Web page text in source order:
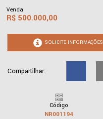
Venda
R$ 500.000,00
SOLICITE INFORMAÇÕES
Compartilhar:
Código
NR001194